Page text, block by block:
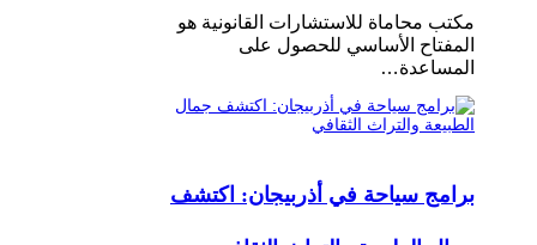
مكتب محاماة للاستشارات القانونية هو
المفتاح الأساسي للحصول على
المساعدة…
برامج سياحة في أذربيجان: اكتشف